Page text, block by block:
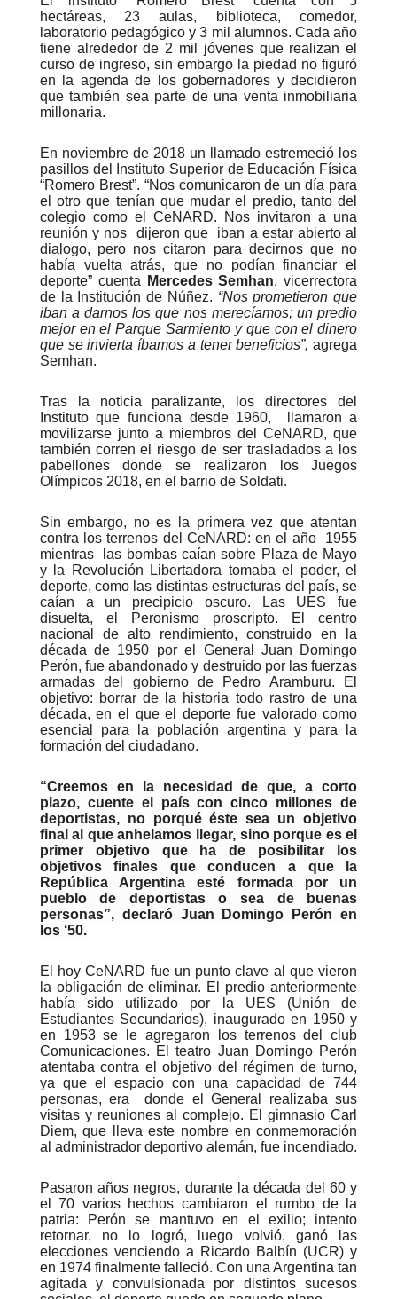
hectáreas, 23 aulas, biblioteca, comedor,
laboratorio pedagógico y 3 mil alumnos. Cada año
tiene alrededor de 2 mil jóvenes que realizan el
curso de ingreso, sin embargo la piedad no figuró
en la agenda de los gobernadores y decidieron
que también sea parte de una venta inmobiliaria
millonaria.
En noviembre de 2018 un llamado estremeció los
pasillos del Instituto Superior de Educación Física
“Romero Brest”. “Nos comunicaron de un día para
el otro que tenían que mudar el predio, tanto del
colegio como el CeNARD. Nos invitaron a una
reunión y nos dijeron que iban a estar abierto al
dialogo, pero nos citaron para decirnos que no
había vuelta atrás, que no podían financiar el
deporte” cuenta
Mercedes Semhan, vicerrectora
de la Institución de Núñez. “Nos prometieron que
iban a darnos los que nos merecíamos; un predio
mejor en el Parque Sarmiento y que con el dinero
que se invierta íbamos a tener beneficios”, agrega
Semhan.
Tras la noticia paralizante, los directores del
Instituto que funciona desde 1960, llamaron a
movilizarse junto a miembros del CeNARD, que
también corren el riesgo de ser trasladados a los
pabellones donde se realizaron los Juegos
Olímpicos 2018, en el barrio de Soldati.
Sin embargo, no es la primera vez que atentan
contra los terrenos del CeNARD: en el año 1955
mientras las bombas caían sobre Plaza de Mayo
y la Revolución Libertadora tomaba el poder, el
deporte, como las distintas estructuras del país, se
caían a un precipicio oscuro. Las UES fue
disuelta, el Peronismo proscripto. El centro
nacional de alto rendimiento, construido en la
década de 1950 por el General Juan Domingo
Perón, fue abandonado y destruido por las fuerzas
armadas del gobierno de Pedro Aramburu. El
objetivo: borrar de la historia todo rastro de una
década, en el que el deporte fue valorado como
esencial para la población argentina y para la
formación del ciudadano.
“Creemos en la necesidad de que, a corto
plazo, cuente el país con cinco millones de
deportistas, no porqué éste sea un objetivo
final al que anhelamos llegar, sino porque es el
primer objetivo que ha de posibilitar los
objetivos finales que conducen a que la
República Argentina esté formada por un
pueblo de deportistas o sea de buenas
personas”, declaró Juan Domingo Perón en
los ‘50.
El hoy CeNARD fue un punto clave al que vieron
la obligación de eliminar. El predio anteriormente
había sido utilizado por la UES (Unión de
Estudiantes Secundarios), inaugurado en 1950 y
en 1953 se le agregaron los terrenos del club
Comunicaciones. El teatro Juan Domingo Perón
atentaba contra el objetivo del régimen de turno,
ya que el espacio con una capacidad de 744
personas, era donde el General realizaba sus
visitas y reuniones al complejo. El gimnasio Carl
Diem, que lleva este nombre en conmemoración
al administrador deportivo alemán, fue incendiado.
Pasaron años negros, durante la década del 60 y
el 70 varios hechos cambiaron el rumbo de la
patria: Perón se mantuvo en el exilio; intento
retornar, no lo logró, luego volvió, ganó las
elecciones venciendo a Ricardo Balbín (UCR) y
en 1974 finalmente falleció. Con una Argentina tan
agitada y convulsionada por distintos sucesos